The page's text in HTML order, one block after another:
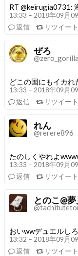
RT @keirugia0731:
13:33 – 2018年09月
返信
リツイート
ぜろ
@zero_gorilla
どこの国にもイカれ
13:33 – 2018年09月
返信
リツイート
れん
@rerere896
たのしくやれよ
13:33 – 2018年09月
返信
リツイート
とのこ@
おいwwデュエルし
13:32 – 2018年09月
返信
リツイート